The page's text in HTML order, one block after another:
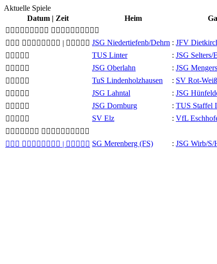
Aktuelle Spiele
Datum | Zeit Heim
 
  |  JSG Niedertiefenb/​Dehrn : JFV

TUS Linter : JSG Selters/​

JSG Oberlahn : JSG

TuS Lindenholzhausen : SV Rot-

JSG Lahntal : JSG

JSG Dornburg : TUS Staffel

SV Elz : VfL
 
  |  SG Merenberg (FS) : JSG Wirb/​S/​